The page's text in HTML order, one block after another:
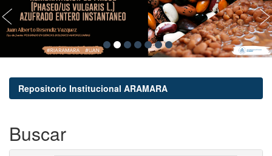
Repositorio Institucional ARAMARA
Buscar